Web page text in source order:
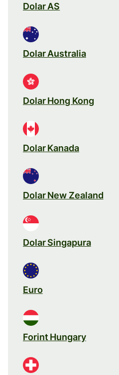
Dolar AS
Dolar Australia
Dolar Hong Kong
Dolar Kanada
Dolar New Zealand
Dolar Singapura
Euro
Forint Hungary